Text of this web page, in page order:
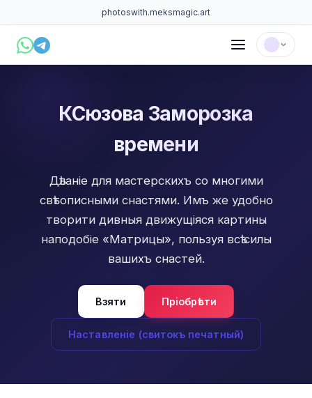
photoswith.meksmagic.art
КСюзова Заморозка
времени
Дѣланiе для мастерскихъ со многими
свѣтописными снастями. Имъ же удобно
творити дивныя движущiяся картины
наподобiе «Матрицы», пользуя всѣ силы
вашихъ снастей.
Взяти Прiобрѣсти
Наставленiе (свитокъ печатный)